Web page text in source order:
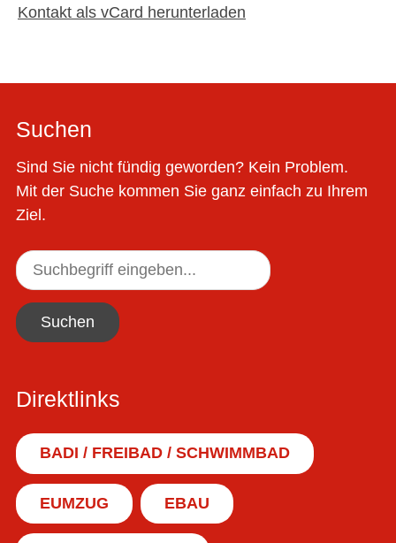
Kontakt als vCard herunterladen
Direktlinks
BADI / FREIBAD / SCHWIMMBAD
EUMZUG EBAU
Suchen
Sind Sie nicht fündig geworden? Kein Problem.
Mit der Suche kommen Sie ganz einfach zu Ihrem
Ziel.
Suchen